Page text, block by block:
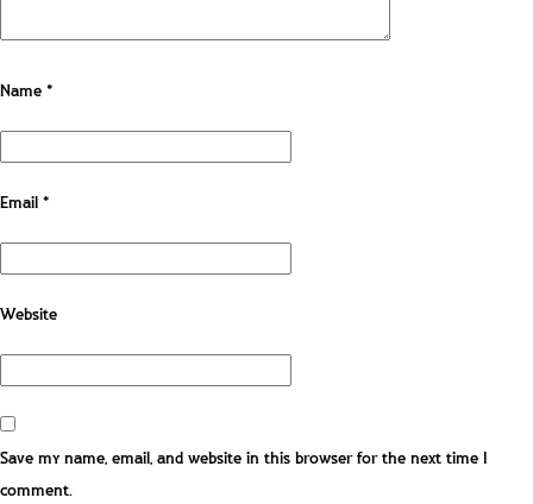
Name*
Email*
Website
Save my name, email, and website in this browser for the next time I
comment.